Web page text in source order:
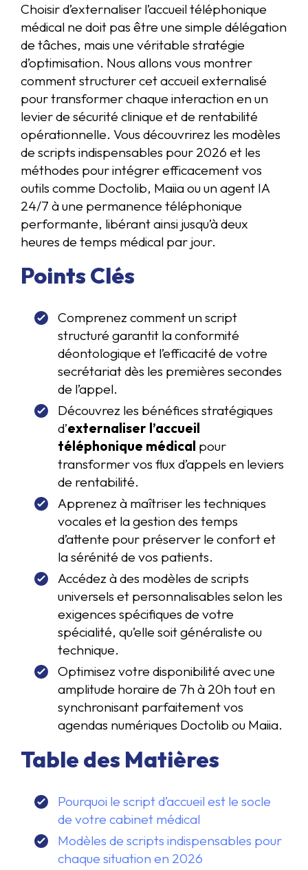
Choisir d’externaliser l’accueil téléphonique
médical ne doit pas être une simple délégation
de tâches, mais une véritable stratégie
d’optimisation. Nous allons vous montrer
comment structurer cet accueil externalisé
pour transformer chaque interaction en un
levier de sécurité clinique et de rentabilité
opérationnelle. Vous découvrirez les modèles
de scripts indispensables pour 2026 et les
méthodes pour intégrer efficacement vos
outils comme Doctolib, Maiia ou un agent IA
24/7 à une permanence téléphonique
performante, libérant ainsi jusqu’à deux
heures de temps médical par jour.
Points Clés
Comprenez comment un script
structuré garantit la conformité
déontologique et l’efficacité de votre
secrétariat dès les premières secondes
de l’appel.
Découvrez les bénéfices stratégiques
d’externaliser l’accueil
téléphonique médical pour
transformer vos flux d’appels en leviers
de rentabilité.
Apprenez à maîtriser les techniques
vocales et la gestion des temps
d’attente pour préserver le confort et
la sérénité de vos patients.
Accédez à des modèles de scripts
universels et personnalisables selon les
exigences spécifiques de votre
spécialité, qu’elle soit généraliste ou
technique.
Optimisez votre disponibilité avec une
amplitude horaire de 7h à 20h tout en
synchronisant parfaitement vos
agendas numériques Doctolib ou Maiia.
Table des Matières
Pourquoi le script d’accueil est le socle
de votre cabinet médical
Modèles de scripts indispensables pour
chaque situation en 2026